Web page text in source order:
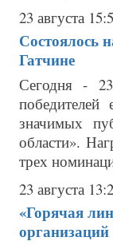
23 августа
Состоялось
Гатчине
Сегодня - 23
значимых
области».
трех
23 августа
«Горячая